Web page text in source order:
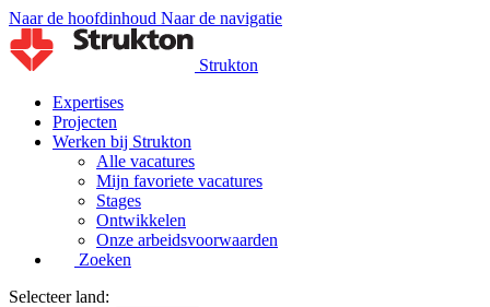
Naar de hoofdinhoud Naar de navigatie
Strukton
Expertises
Projecten
Werken bij Strukton
Alle vacatures
Mijn favoriete vacatures
Stages
Ontwikkelen
Onze arbeidsvoorwaarden
Zoeken
Selecteer land: